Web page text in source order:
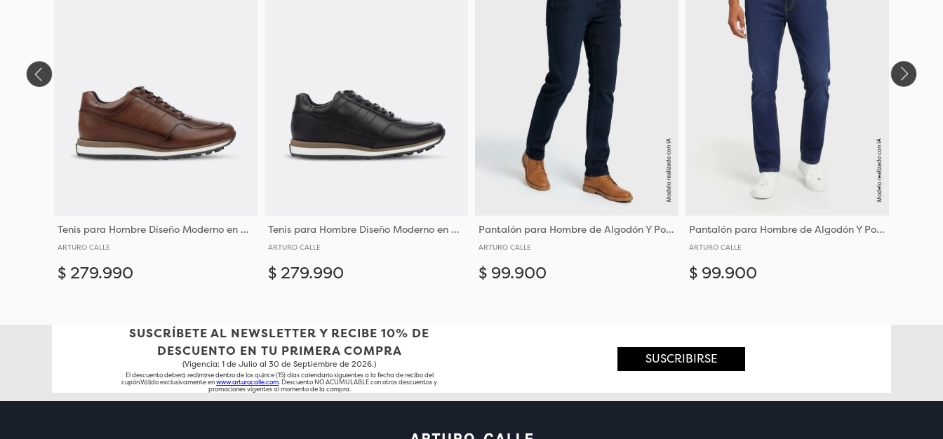
Tenis para Hombre Diseño Moderno en Cuero
ARTURO CALLE
$ 279.990
Tenis para Hombre Diseño Moderno en Cuero
ARTURO CALLE
$ 279.990
Pantalón para Hombre de Algodón Y Poliéster en Tejido Denim
ARTURO CALLE
$ 99.900
Pantalón para Hombre de Algodón Y Poliéster en Tejido Denim
ARTURO CALLE
$ 99.900
SUSCRÍBETE AL NEWSLETTER Y RECIBE 10% DE
DESCUENTO EN TU PRIMERA COMPRA
(Vigencia: 1 de Julio al 30 de Septiembre de 2026.)
El descuento deberá redimirse dentro de los quince (15) días calendario siguientes a la fecha de recibo del
cupón.Válido exclusivamente enwww.arturocalle.com. Descuento NO ACUMULABLE con otros descuentos y
promociones vigentes al momento de la compra.
SUSCRIBIRSE